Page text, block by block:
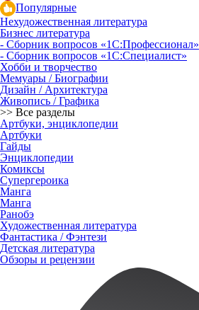
Популярные
Нехудожественная литература
Бизнес литература
- Сборник вопросов «1С:Профессионал»
- Сборник вопросов «1С:Специалист»
Хобби и творчество
Мемуары / Биографии
Дизайн / Архитектура
Живопись / Графика
>> Все разделы
Артбуки, энциклопедии
Артбуки
Гайды
Энциклопедии
Комиксы
Супергероика
Манга
Манга
Ранобэ
Художественная литература
Фантастика / Фэнтези
Детская литература
Обзоры и рецензии